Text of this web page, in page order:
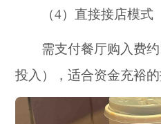
（4）直接接店模式
需支付餐厅购入费约
投入），适合资金充裕